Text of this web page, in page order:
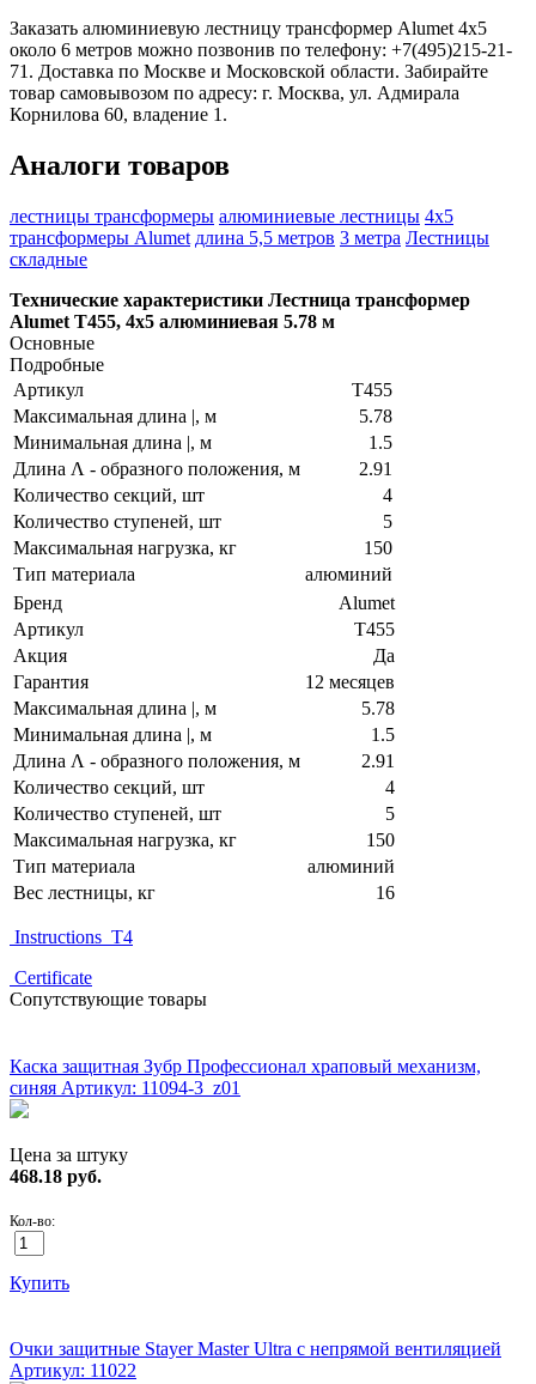
Заказать алюминиевую лестницу трансформер Alumet 4х5
около 6 метров можно позвонив по телефону: +7(495)215-21-
71. Доставка по Москве и Московской области. Забирайте
товар самовывозом по адресу: г. Москва, ул. Адмирала
Корнилова 60, владение 1.
Аналоги товаров
лестницы трансформеры алюминиевые лестницы 4х5
трансформеры Alumet длина 5,5 метров 3 метра Лестницы
складные
Технические характеристики Лестница трансформер
Alumet Т455, 4х5 алюминиевая 5.78 м
Основные
Подробные
Артикул
Т455
Максимальная длина |, м
5.78
Минимальная длина |, м
1.5
Длина Λ - образного положения, м
2.91
Количество секций, шт
4
Количество ступеней, шт
5
Максимальная нагрузка, кг
150
Тип материала
алюминий
Бренд
Alumet
Артикул
Т455
Акция
Да
Гарантия
12 месяцев
Максимальная длина |, м
5.78
Минимальная длина |, м
1.5
Длина Λ - образного положения, м
2.91
Количество секций, шт
4
Количество ступеней, шт
5
Максимальная нагрузка, кг
150
Тип материала
алюминий
Вес лестницы, кг
16
Instructions_T4
Certificate
Сопутствующие товары
Каска защитная Зубр Профессионал храповый механизм,
синяя Артикул: 11094-3_z01
Цена за штуку
468.18 руб.
Кол-во:
Купить
Очки защитные Stayer Master Ultra с непрямой вентиляцией
Артикул: 11022